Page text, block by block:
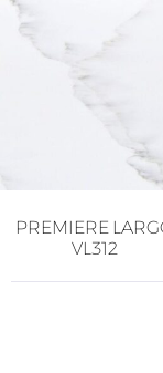
PREMIERE
VL312